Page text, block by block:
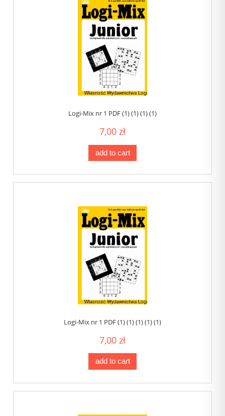
Logi-Mix nr 1 PDF (1) (1) (1) (1)
7,00 zł
add to cart
Logi-Mix nr 1 PDF (1) (1) (1) (1) (1)
7,00 zł
add to cart